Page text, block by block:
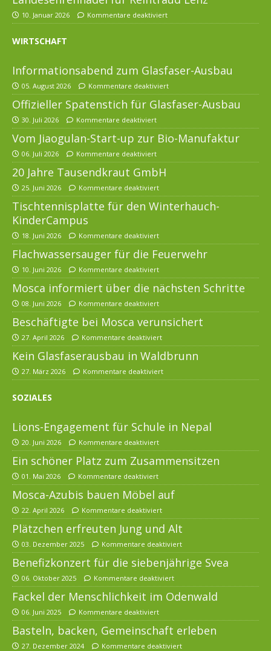
10. Januar 2026 Kommentare deaktiviert
WIRTSCHAFT
Informationsabend zum Glasfaser-Ausbau
05. August 2026 Kommentare deaktiviert
Offizieller Spatenstich für Glasfaser-Ausbau
30. Juli 2026 Kommentare deaktiviert
Vom Jiaogulan-Start-up zur Bio-Manufaktur
06. Juli 2026 Kommentare deaktiviert
20 Jahre Tausendkraut GmbH
25. Juni 2026 Kommentare deaktiviert
Tischtennisplatte für den Winterhauch-
KinderCampus
18. Juni 2026 Kommentare deaktiviert
Flachwassersauger für die Feuerwehr
10. Juni 2026 Kommentare deaktiviert
Mosca informiert über die nächsten Schritte
08. Juni 2026 Kommentare deaktiviert
Beschäftigte bei Mosca verunsichert
27. April 2026 Kommentare deaktiviert
Kein Glasfaserausbau in Waldbrunn
27. März 2026 Kommentare deaktiviert
SOZIALES
Lions-Engagement für Schule in Nepal
20. Juni 2026 Kommentare deaktiviert
Ein schöner Platz zum Zusammensitzen
01. Mai 2026 Kommentare deaktiviert
Mosca-Azubis bauen Möbel auf
22. April 2026 Kommentare deaktiviert
Plätzchen erfreuten Jung und Alt
03. Dezember 2025 Kommentare deaktiviert
Benefizkonzert für die siebenjährige Svea
06. Oktober 2025 Kommentare deaktiviert
Fackel der Menschlichkeit im Odenwald
06. Juni 2025 Kommentare deaktiviert
Basteln, backen, Gemeinschaft erleben
27. Dezember 2024 Kommentare deaktiviert